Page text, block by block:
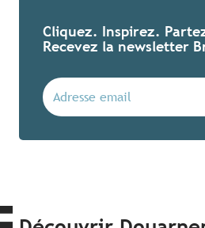
Cliquez. Inspirez.
Recevez la newsletter